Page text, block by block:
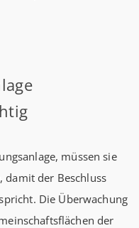
müssen sie
damit der Beschluss
Die Überwachung
der